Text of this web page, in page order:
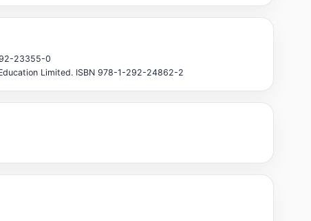
23355-0
Limited. ISBN 978-1-292-24862-2